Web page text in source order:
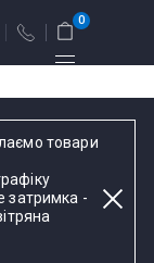
товари
затримка -
104
57 83
0